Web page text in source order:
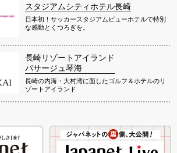
スタジアムシティホテル長崎
日本初！サッカースタジアムビューホテルで特別
な感動とくつろぎを。
長崎リゾートアイランド
パサージュ琴海
長崎の内海・大村湾に面したゴルフ＆ホテルのリ
ゾートアイランド